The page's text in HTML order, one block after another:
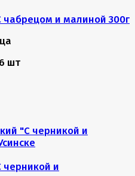
и малиной 300г
6 шт
и